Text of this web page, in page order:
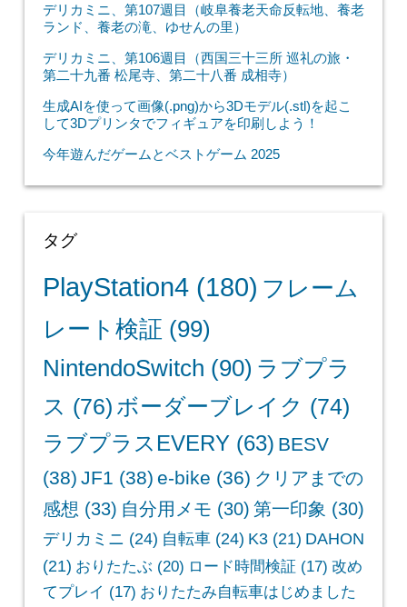
デリカミニ、第107週目（岐阜養老天命反転地、養老
ランド、養老の滝、ゆせんの里）
デリカミニ、第106週目（西国三十三所 巡礼の旅・
第二十九番 松尾寺、第二十八番 成相寺）
生成AIを使って画像(.png)から3Dモデル(.stl)を起こ
して3Dプリンタでフィギュアを印刷しよう！
今年遊んだゲームとベストゲーム 2025
タグ
PlayStation4(180) フレーム
レート検証 (99)
NintendoSwitch (90) ラブプラ
ス (76) ボーダーブレイク (74)
ラブプラスEVERY(63) BESV
(38) JF1 (38) e-bike (36) クリアまでの
感想 (33) 自分用メモ (30) 第一印象 (30)
デリカミニ (24) 自転車(24) K3(21) DAHON
(21) おりたたぶ (20) ロード時間検証 (17) 改め
てプレイ (17) おりたたみ自転車はじめました